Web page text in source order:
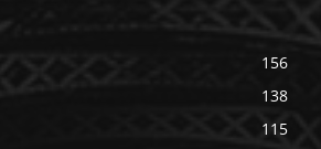
156
138
115